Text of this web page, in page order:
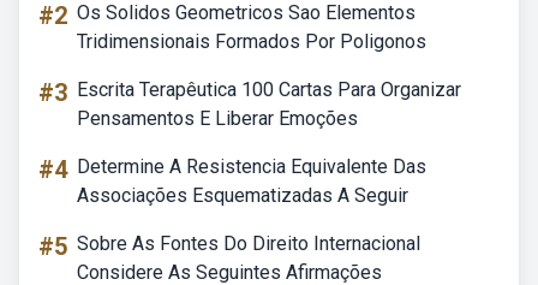
#2 Os Solidos Geometricos Sao Elementos
Tridimensionais Formados Por Poligonos
#3 Escrita Terapêutica 100 Cartas Para Organizar
Pensamentos E Liberar Emoções
#4 Determine A Resistencia Equivalente Das
Associações Esquematizadas A Seguir
#5 Sobre As Fontes Do Direito Internacional
Considere As Seguintes Afirmações